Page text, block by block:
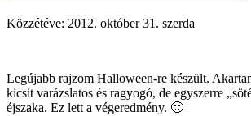
Közzétéve: 2012. október 31. szerda
Legújabb rajzom Halloween-re készült.
kicsit varázslatos és ragyogó, de egyszerre
éjszaka. Ez lett a végeredmény. 🙂